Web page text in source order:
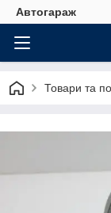
Автогараж
Товари та